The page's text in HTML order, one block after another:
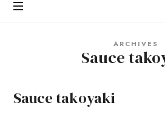
ARCHIVES
Sauce
Sauce takoyaki